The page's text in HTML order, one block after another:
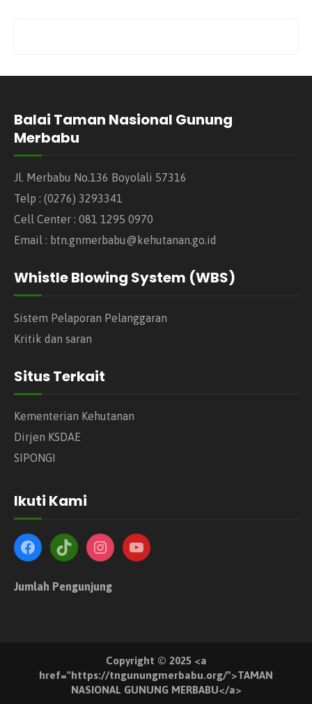
Balai Taman Nasional Gunung
Merbabu
Jl. Merbabu No.136 Boyolali 57316
Telp : (0276) 3293341
Cell Center : 081 1295 0970
Email : btn.gnmerbabu@kehutanan.go.id
Whistle Blowing System (WBS)
Sistem Pelaporan Pelanggaran
Kritik dan saran
Situs Terkait
Kementerian Kehutanan
Dirjen KSDAE
SIPONGI
Ikuti Kami
Jumlah Pengunjung
Copyright © 2025 <a
href="https://tngunungmerbabu.org/">TAMAN
NASIONAL GUNUNG MERBABU</a>